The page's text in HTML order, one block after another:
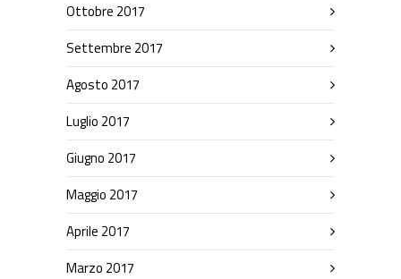
Ottobre 2017
Settembre 2017
Agosto 2017
Luglio 2017
Giugno 2017
Maggio 2017
Aprile 2017
Marzo 2017